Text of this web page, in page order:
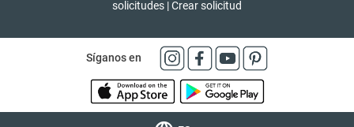
solicitudes |Crear solicitud
Síganos en